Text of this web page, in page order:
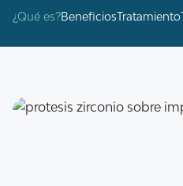
¿Qué es?BeneficiosTratamiento